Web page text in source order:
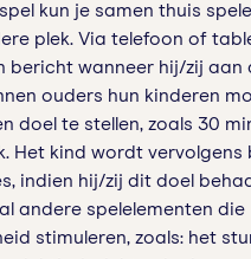
kun je samen thuis
plek. Via telefoon of
bericht wanneer hij/zij aan
ouders hun kinderen
doel te stellen, zoals 30
Het kind wordt vervolgens
indien hij/zij dit doel
andere spelelementen die
stimuleren, zoals: het